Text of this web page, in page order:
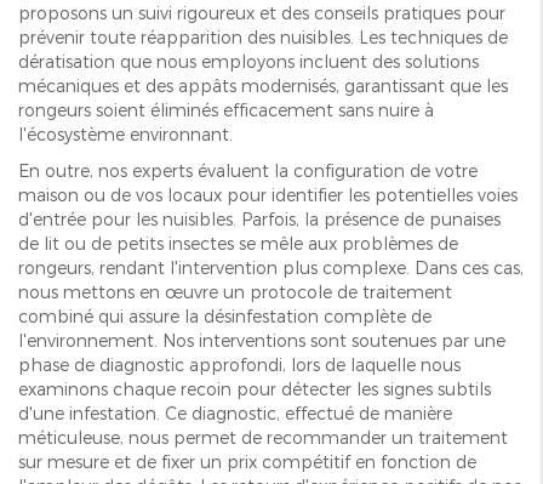
proposons un suivi rigoureux et des conseils pratiques pour
prévenir toute réapparition des nuisibles. Les techniques de
dératisation que nous employons incluent des solutions
mécaniques et des appâts modernisés, garantissant que les
rongeurs soient éliminés efficacement sans nuire à
l'écosystème environnant.
En outre, nos experts évaluent la configuration de votre
maison ou de vos locaux pour identifier les potentielles voies
d'entrée pour les nuisibles. Parfois, la présence de punaises
de lit ou de petits insectes se mêle aux problèmes de
rongeurs, rendant l'intervention plus complexe. Dans ces cas,
nous mettons en œuvre un protocole de traitement
combiné qui assure la désinfestation complète de
l'environnement. Nos interventions sont soutenues par une
phase de diagnostic approfondi, lors de laquelle nous
examinons chaque recoin pour détecter les signes subtils
d'une infestation. Ce diagnostic, effectué de manière
méticuleuse, nous permet de recommander un traitement
sur mesure et de fixer un prix compétitif en fonction de